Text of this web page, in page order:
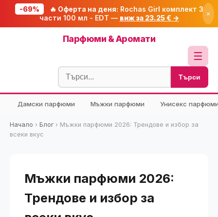
-69% 🔥 Оферта на деня: Rochas Girl комплект 3
части 100 мл - EDT — виж за 23.25 € → ×
Парфюми & Аромати
☰
Блог
🧮 Калкулатори
🔍 Намери продукт
🎁 Подарък
Търси
Дамски парфюми Мъжки парфюми Унисекс
Начало › Блог› Мъжки парфюми 2026: Трендове и избор за
всеки вкус
Мъжки парфюми 2026:
Трендове и избор за